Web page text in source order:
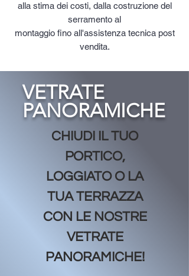
alla stima dei costi, dalla costruzione del
serramento al
montaggio fino all'assistenza tecnica post
vendita.
VETRATE
PANORAMICHE
CHIUDI IL TUO
PORTICO,
LOGGIATO O LA
TUA TERRAZZA
CON LE NOSTRE
VETRATE
PANORAMICHE!